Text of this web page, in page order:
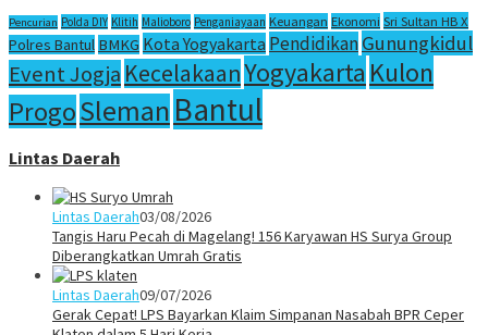
Pencurian Polda DIY Klitih Malioboro Penganiayaan Keuangan Ekonomi Sri Sultan HB X
Polres Bantul BMKG Kota Yogyakarta PendidikanGunungkidul
Event Jogja KecelakaanYogyakarta Kulon
ProgoSleman Bantul
Lintas Daerah
Lintas Daerah03/08/2026
Tangis Haru Pecah di Magelang! 156 Karyawan HS Surya Group
Diberangkatkan Umrah Gratis
Lintas Daerah09/07/2026
Gerak Cepat! LPS Bayarkan Klaim Simpanan Nasabah BPR Ceper